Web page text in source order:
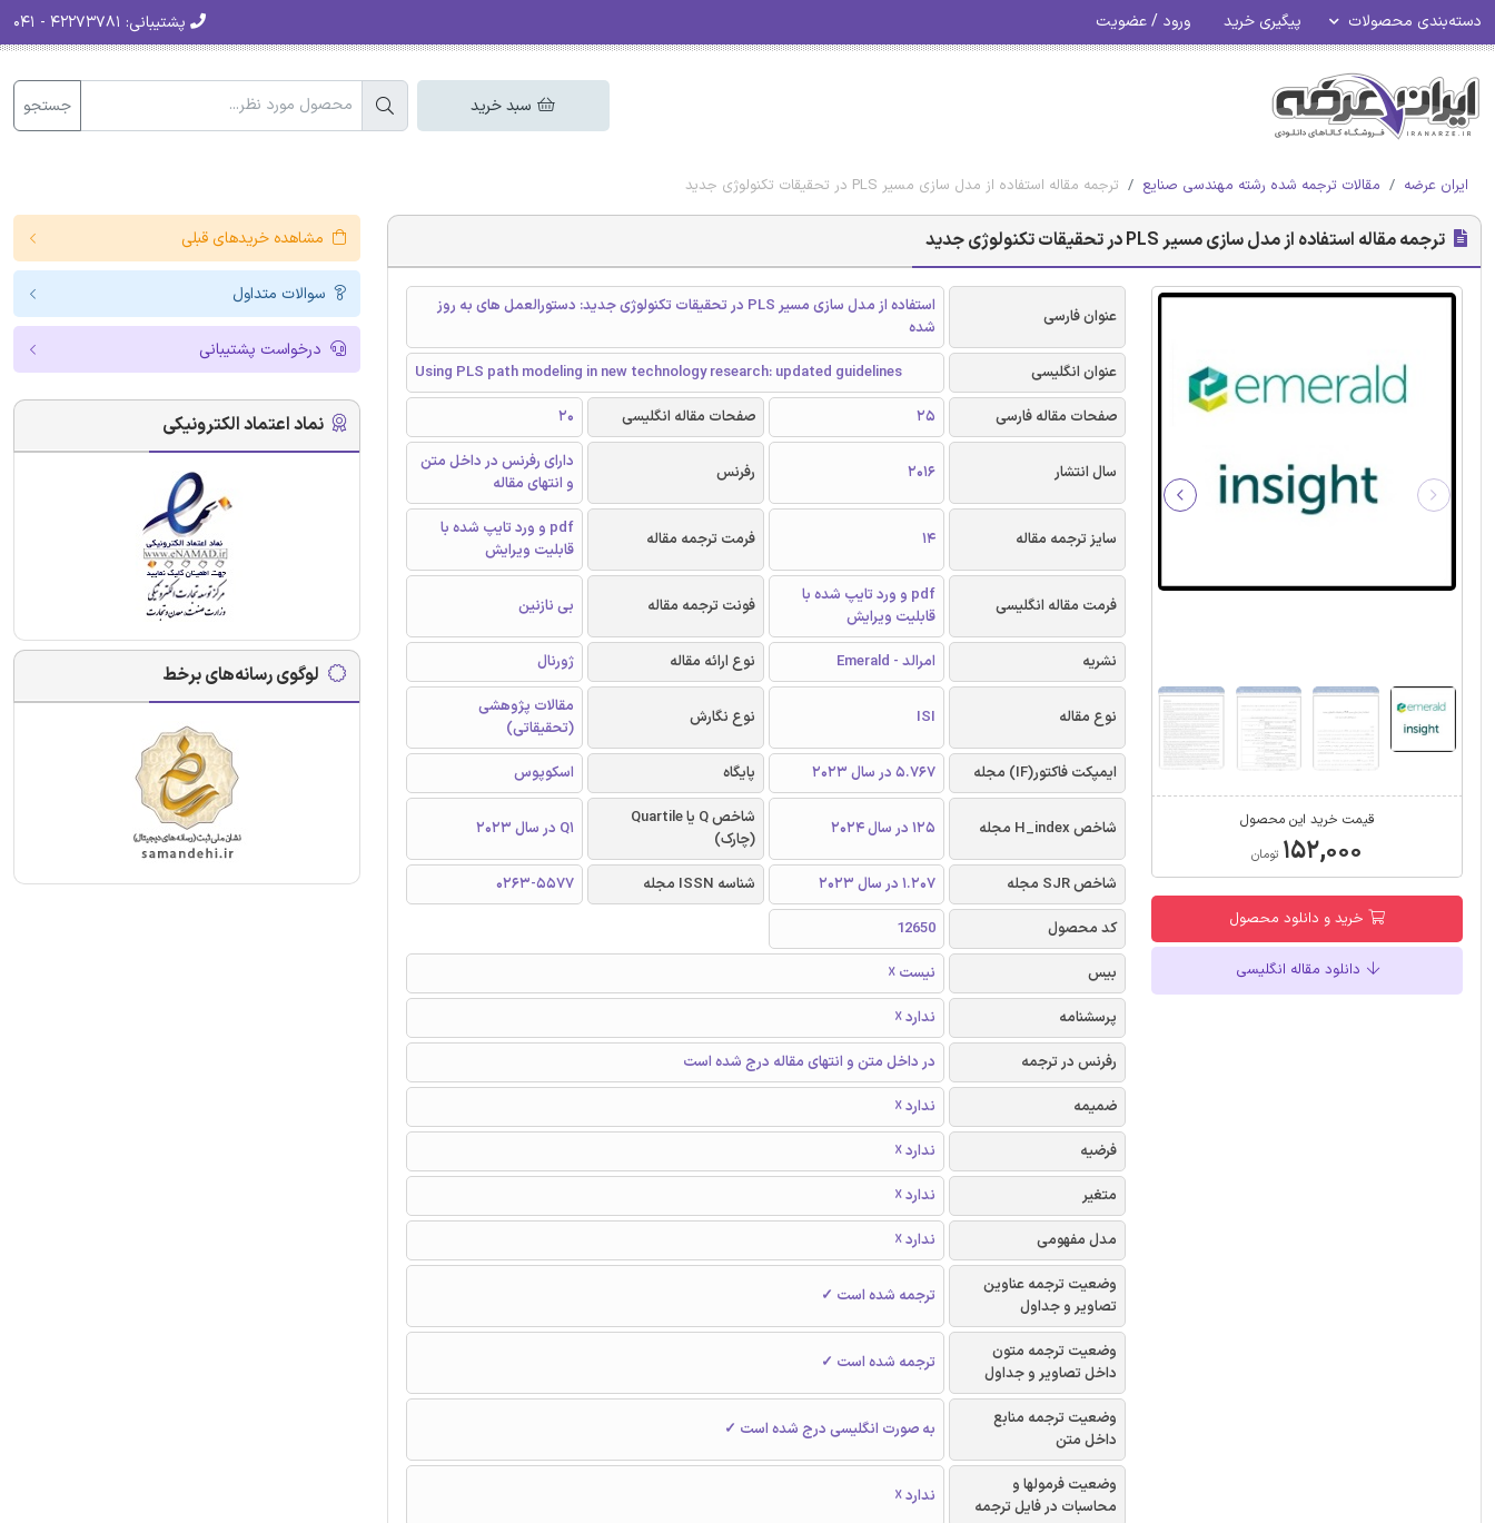
دسته‌بندی محصولات پیگیری خرید ورود / عضویت پشتیبانی:
سبد خرید جستجو
ایران عرضه مقالات ترجمه شده رشته مهندسی صنایع ترجمه مقاله استفاده از مدل سازی مسیر PLS در تحقیقات تکنولوژی جدید
ترجمه مقاله استفاده از مدل سازی مسیر PLS در تحقیقات تکنولوژی جدید
قیمت خرید این محصول
۱۵۲,۰۰۰ تومان
خرید و دانلود محصول
دانلود مقاله انگلیسی
عنوان فارسی
استفاده از مدل سازی مسیر PLS در تحقیقات تکنولوژی جدید: دستورالعمل های به روز
شده
عنوان انگلیسی
Using PLS path modeling in new technology research: updated guidelines
صفحات مقاله فارسی
25 صفحات مقاله انگلیسی 20
سال انتشار 2016 رفرنس
دارای رفرنس در داخل متن
و انتهای مقاله
سایز ترجمه مقاله 14 فرمت ترجمه مقاله
pdf و ورد تایپ شده با
قابلیت ویرایش
فرمت مقاله انگلیسی
pdf و ورد تایپ شده با
قابلیت ویرایش
فونت ترجمه مقاله بی نازنین
نشریه امرالد - Emerald نوع ارائه مقاله ژورنال
نوع مقاله ISI نوع نگارش
مقالات پژوهشی
(تحقیقاتی)
ایمپکت فاکتور(IF) مجله
5.767 در سال 2023 پایگاه اسکوپوس
شاخص H_index مجله 125 در سال 2024
شاخص Q یا Quartile
(چارک)
Q1 در سال 2023
شاخص SJR مجله 1.207 در سال 2023 شناسه ISSN مجله
0263-5577
کد محصول
12650
بیس
نیست ☓
پرسشنامه
ندارد ☓
رفرنس در ترجمه
در داخل متن و انتهای مقاله درج شده است
ضمیمه
ندارد ☓
فرضیه
ندارد ☓
متغیر
ندارد ☓
مدل مفهومی
ندارد ☓
وضعیت ترجمه عناوین
تصاویر و جداول
ترجمه شده است ✓
وضعیت ترجمه متون
داخل تصاویر و جداول
ترجمه شده است ✓
وضعیت ترجمه منابع
داخل متن
به صورت انگلیسی درج شده است ✓
وضعیت فرمولها و
محاسبات در فایل ترجمه
ندارد ☓
مشاهده خریدهای قبلی
سوالات متداول
درخواست پشتیبانی
نماد اعتماد الکترونیکی
لوگوی رسانه‌های برخط